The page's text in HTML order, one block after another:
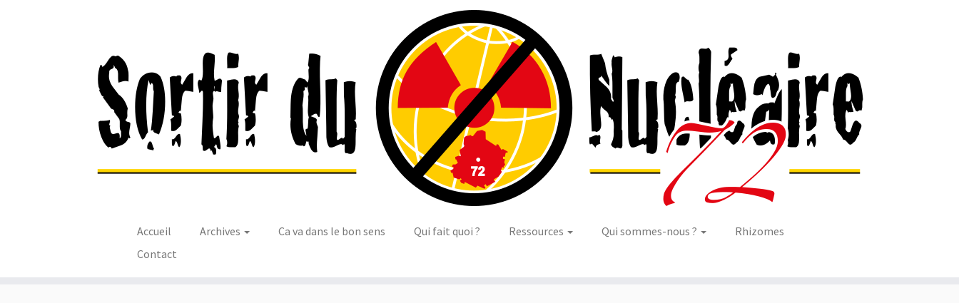
Accueil Archives Ca va dans le bon sens Qui fait quoi ? Ressources Qui sommes-nous ?
Rhizomes
Contact